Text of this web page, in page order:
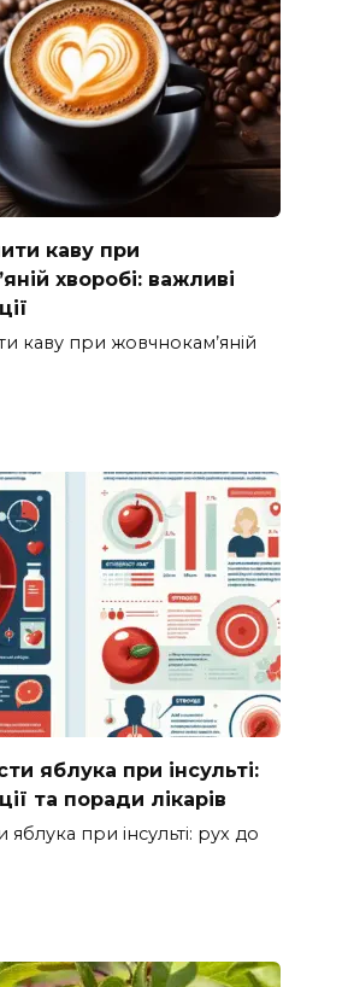
каву при
хворобі: важливі
каву при жовчнокам’яній
яблука при інсульті:
та поради лікарів
при інсульті: рух до